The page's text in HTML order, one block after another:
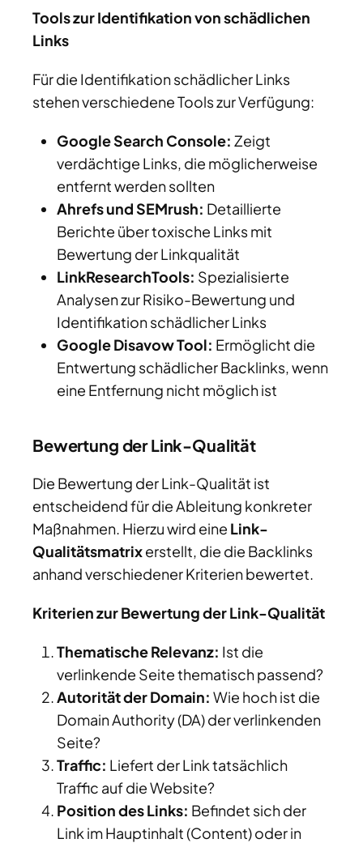
Tools zur Identifikation von schädlichen
Links
Für die Identifikation schädlicher Links
stehen verschiedene Tools zur Verfügung:
Google Search Console: Zeigt
verdächtige Links, die möglicherweise
entfernt werden sollten
Ahrefs und SEMrush: Detaillierte
Berichte über toxische Links mit
Bewertung der Linkqualität
LinkResearchTools: Spezialisierte
Analysen zur Risiko-Bewertung und
Identifikation schädlicher Links
Google Disavow Tool: Ermöglicht die
Entwertung schädlicher Backlinks, wenn
eine Entfernung nicht möglich ist
Bewertung der Link-Qualität
Die Bewertung der Link-Qualität ist
entscheidend für die Ableitung konkreter
Maßnahmen. Hierzu wird eine Link-
Qualitätsmatrixerstellt, die die Backlinks
anhand verschiedener Kriterien bewertet.
Kriterien zur Bewertung der Link-Qualität
Thematische Relevanz: Ist die
verlinkende Seite thematisch passend?
Autorität der Domain: Wie hoch ist die
Domain Authority (DA) der verlinkenden
Seite?
Traffic: Liefert der Link tatsächlich
Traffic auf die Website?
Position des Links: Befindet sich der
Link im Hauptinhalt (Content) oder in